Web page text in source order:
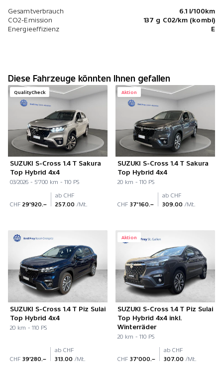
Gesamtverbrauch
6.1 l/100km
CO2-Emission
137 g C02/km (kombi)
Energieeffizienz
E
Diese Fahrzeuge könnten Ihnen gefallen
QualityCheck
SUZUKI S-Cross 1.4 T Sakura
Top Hybrid 4x4
03/2026 - 5'700 km - 110 PS
CHF 29'920.–
ab CHF
257.00 /Mt.
Aktion
SUZUKI S-Cross 1.4 T Sakura
Top Hybrid 4x4
20 km - 110 PS
CHF 37'160.–
ab CHF
309.00 /Mt.
SUZUKI S-Cross 1.4 T Piz Sulai
Top Hybrid 4x4
20 km - 110 PS
CHF 39'280.–
ab CHF
313.00 /Mt.
Aktion
SUZUKI S-Cross 1.4 T Piz Sulai
Top Hybrid 4x4 inkl.
Winterräder
20 km - 110 PS
CHF 37'000.–
ab CHF
307.00 /Mt.